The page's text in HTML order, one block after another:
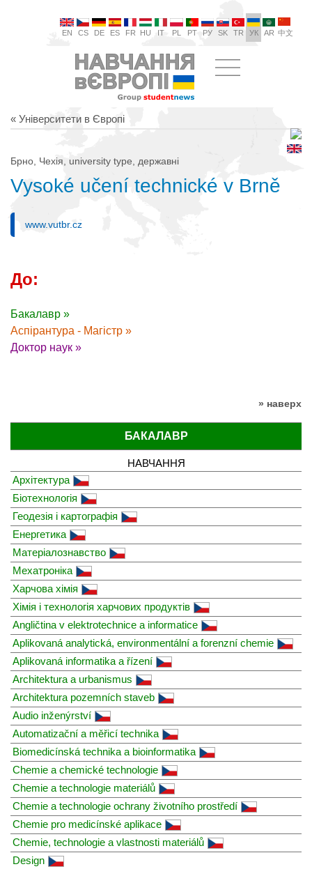
EN CS DE ES FR HU IT PL PT РУ SK TR УК AR 中文
« Університети в Європі
Брно, Чехія, university type, державні
Vysoké učení technické v Brně
www.vutbr.cz
До:
Бакалавр »
Аспірантура - Магістр »
Доктор наук »
» наверх
БАКАЛАВР
НАВЧАННЯ
Архітектура
Біотехнологія
Геодезія і картографія
Енергетика
Матеріалознавство
Мехатроніка
Харчова хімія
Хімія і технологія харчових продуктів
Angličtina v elektrotechnice a informatice
Aplikovaná analytická, environmentální a forenzní chemie
Aplikovaná informatika a řízení
Architektura a urbanismus
Architektura pozemních staveb
Audio inženýrství
Automatizační a měřicí technika
Biomedicínská technika a bioinformatika
Chemie a chemické technologie
Chemie a technologie materiálů
Chemie a technologie ochrany životního prostředí
Chemie pro medicínské aplikace
Chemie, technologie a vlastnosti materiálů
Design